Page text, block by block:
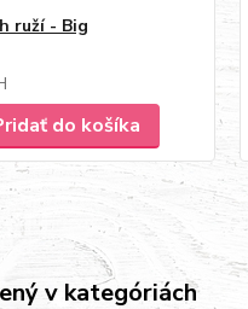
ruží - Big
do košíka
v kategóriách